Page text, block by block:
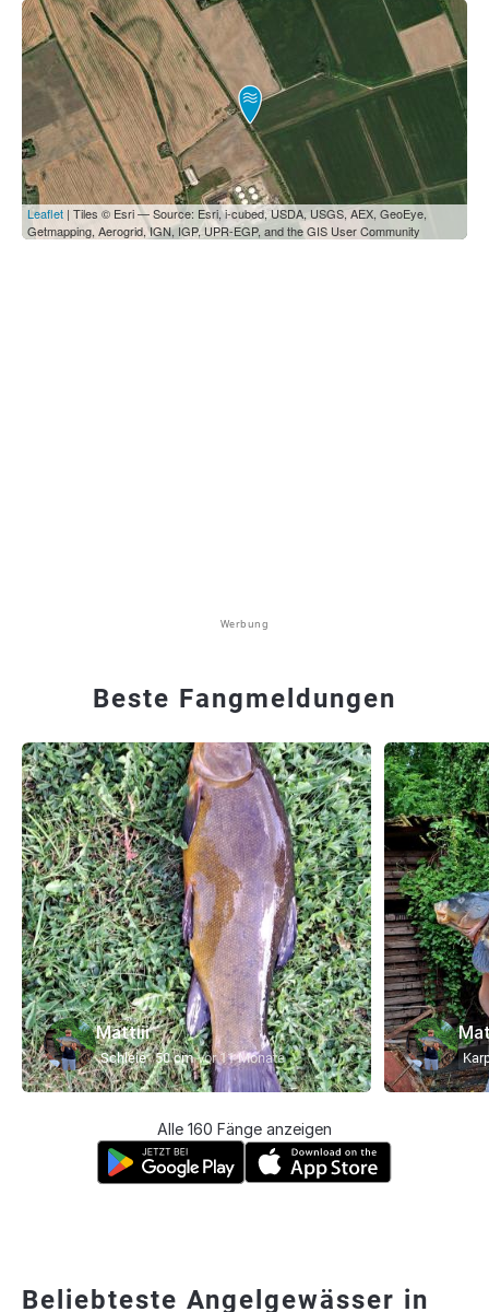
Leaflet | Tiles © Esri — Source: Esri, i-cubed, USDA, USGS, AEX, GeoEye,
Getmapping, Aerogrid, IGN, IGP, UPR-EGP, and the GIS User Community
Werbung
Beste Fangmeldungen
Mattiii
Schleie 50 cm vor 11 Monate
Alle 160 Fänge anzeigen
Beliebteste Angelgewässer in